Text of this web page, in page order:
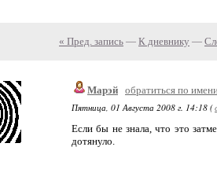
« Пред. запись — К дневнику —
Марэй обратиться по
Пятница, 01 Августа 2008 г. 14:18 (
Если бы не знала, что это
дотянуло.